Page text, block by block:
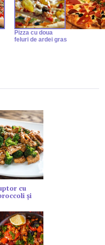
Pizza cu doua
feluri de ardei gras
cu
și